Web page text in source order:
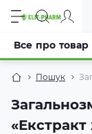
Пошук
Все про товар